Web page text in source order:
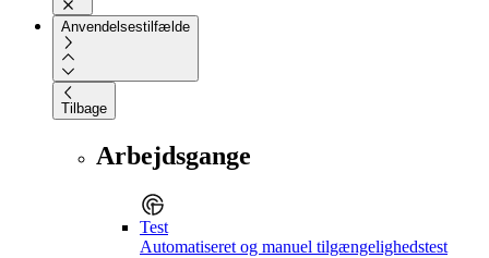
Anvendelsestilfælde
Tilbage
Arbejdsgange
Test
Automatiseret og manuel tilgængelighedstest